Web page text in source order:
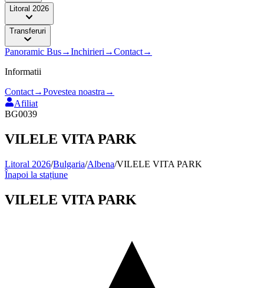
Litoral 2026
Transferuri
Panoramic Bus→Inchirieri →Contact→
Informatii
Contact→Povestea noastra →
Afiliat
BG0039
VILELE VITA PARK
Litoral 2026/Bulgaria/Albena/VILELE VITA PARK
Înapoi la stațiune
VILELE VITA PARK